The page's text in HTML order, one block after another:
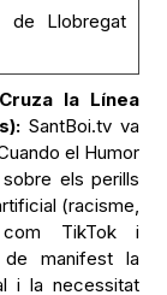
de Llobregat
la Línea
SantBoi.tv va
el Humor
els perills
(racisme,
com TikTok i
de manifest la
i la necessitat